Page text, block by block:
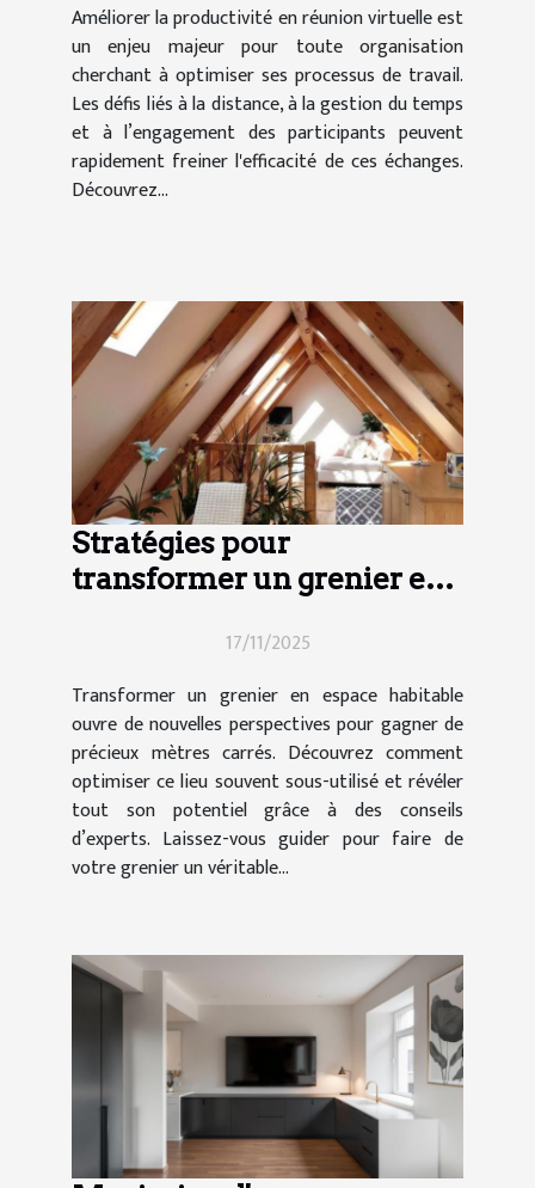
Améliorer la productivité en réunion virtuelle est
un enjeu majeur pour toute organisation
cherchant à optimiser ses processus de travail.
Les défis liés à la distance, à la gestion du temps
et à l’engagement des participants peuvent
rapidement freiner l'efficacité de ces échanges.
Découvrez...
Stratégies pour
transformer un grenier en
17/11/2025
Transformer un grenier en espace habitable
ouvre de nouvelles perspectives pour gagner de
précieux mètres carrés. Découvrez comment
optimiser ce lieu souvent sous-utilisé et révéler
tout son potentiel grâce à des conseils
d’experts. Laissez-vous guider pour faire de
votre grenier un véritable...